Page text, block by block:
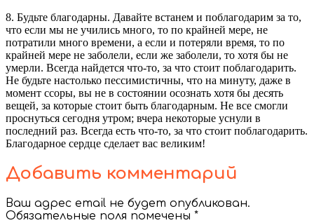
8. Будьте благодарны. Давайте встанем и поблагодарим за то,
что если мы не учились много, то по крайней мере, не
потратили много времени, а если и потеряли время, то по
крайней мере не заболели, если же заболели, то хотя бы не
умерли. Всегда найдется что-то, за что стоит поблагодарить.
Не будьте настолько пессимистичны, что на минуту, даже в
момент ссоры, вы не в состоянии осознать хотя бы десять
вещей, за которые стоит быть благодарным. Не все смогли
проснуться сегодня утром; вчера некоторые уснули в
последний раз. Всегда есть что-то, за что стоит поблагодарить.
Благодарное сердце сделает вас великим!
Добавить комментарий
Ваш адрес email не будет опубликован.
Обязательные поля помечены *